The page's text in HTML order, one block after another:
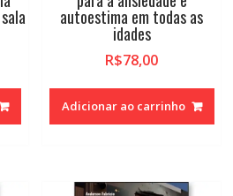
autoestima em todas as
idades
R$78,00
Adicionar ao carrinho